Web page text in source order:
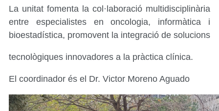
La unitat fomenta la col·laboració multidisciplinària
entre especialistes en oncologia, informàtica i
bioestadística, promovent la integració de solucions
tecnològiques innovadores a la pràctica clínica.
El coordinador és el Dr. Victor Moreno Aguado